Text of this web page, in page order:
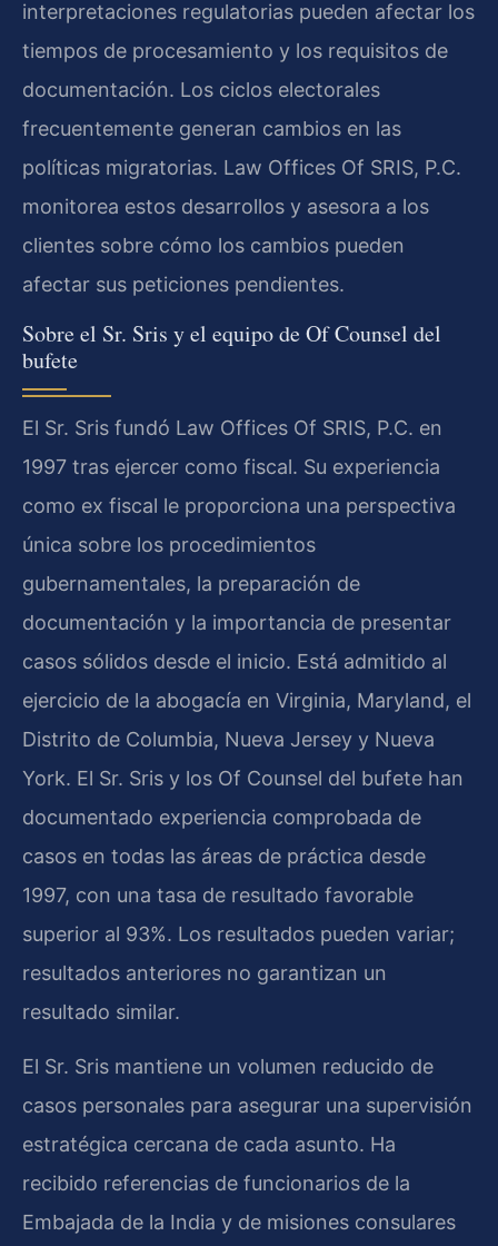
interpretaciones regulatorias pueden afectar los
tiempos de procesamiento y los requisitos de
documentación. Los ciclos electorales
frecuentemente generan cambios en las
políticas migratorias. Law Offices Of SRIS, P.C.
monitorea estos desarrollos y asesora a los
clientes sobre cómo los cambios pueden
afectar sus peticiones pendientes.
Sobre el Sr. Sris y el equipo de Of Counsel del
bufete
El Sr. Sris fundó Law Offices Of SRIS, P.C. en
1997 tras ejercer como fiscal. Su experiencia
como ex fiscal le proporciona una perspectiva
única sobre los procedimientos
gubernamentales, la preparación de
documentación y la importancia de presentar
casos sólidos desde el inicio. Está admitido al
ejercicio de la abogacía en Virginia, Maryland, el
Distrito de Columbia, Nueva Jersey y Nueva
York. El Sr. Sris y los Of Counsel del bufete han
documentado experiencia comprobada de
casos en todas las áreas de práctica desde
1997, con una tasa de resultado favorable
superior al 93%. Los resultados pueden variar;
resultados anteriores no garantizan un
resultado similar.
El Sr. Sris mantiene un volumen reducido de
casos personales para asegurar una supervisión
estratégica cercana de cada asunto. Ha
recibido referencias de funcionarios de la
Embajada de la India y de misiones consulares